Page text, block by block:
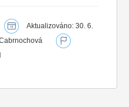
Aktualizováno: 30. 6.